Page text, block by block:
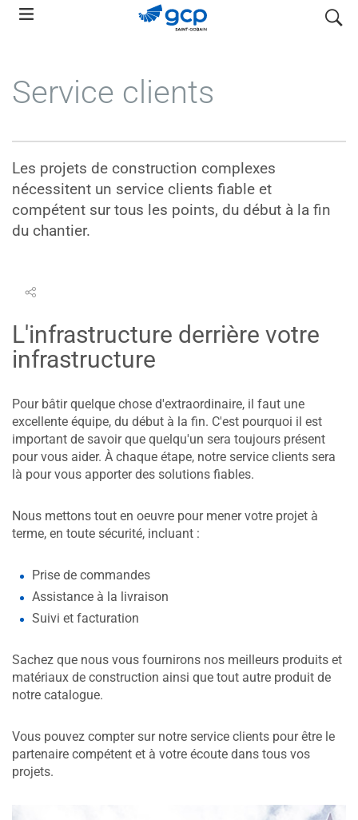
Skip
search
Service clients
Les projets de construction complexes
nécessitent un service clients fiable et
compétent sur tous les points, du début à la fin
du chantier.
L'infrastructure derrière votre
infrastructure
Pour bâtir quelque chose d'extraordinaire, il faut une
excellente équipe, du début à la fin. C'est pourquoi il est
important de savoir que quelqu'un sera toujours présent
pour vous aider. À chaque étape, notre service clients sera
là pour vous apporter des solutions fiables.
Nous mettons tout en oeuvre pour mener votre projet à
terme, en toute sécurité, incluant :
Prise de commandes
Assistance à la livraison
Suivi et facturation
Sachez que nous vous fournirons nos meilleurs produits et
matériaux de construction ainsi que tout autre produit de
notre catalogue.
Vous pouvez compter sur notre service clients pour être le
partenaire compétent et à votre écoute dans tous vos
projets.